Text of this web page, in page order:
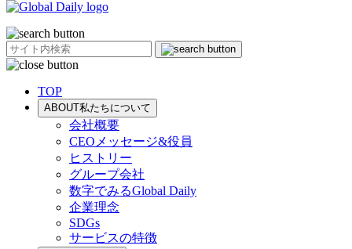
TOP
ABOUT私たちについて
会社概要
CEOメッセージ&役員
ヒストリー
グループ会社
数字でみるGlobal Daily
企業理念
SDGs
サービスの特徴